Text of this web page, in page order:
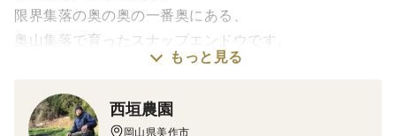
限界集落の奥の奥の一番奥にある、
奥山集落で育ったスナップエンドウです。
梅雨が終わるまでコタツが片付けられないほどの、
もっと見る
西垣農園
岡山県美作市